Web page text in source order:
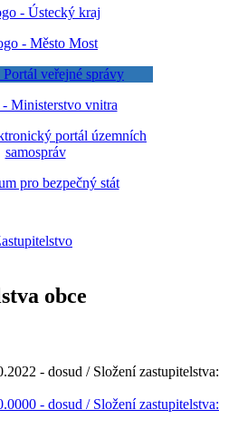
obce
- dosud / Složení zastupitelstva:
- dosud / Složení zastupitelstva: